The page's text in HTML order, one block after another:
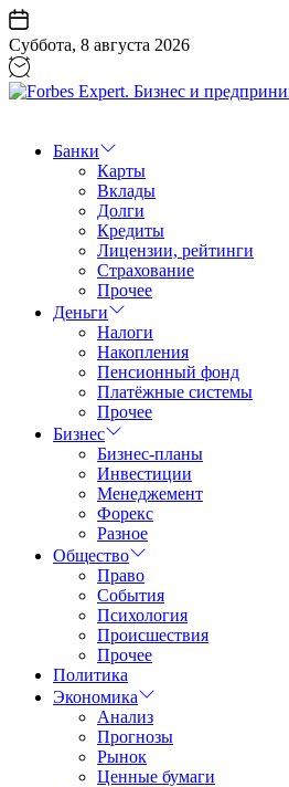
Перейти
к
содержанию
Суббота, 8 августа 2026
Бизнес
предпринимательство
Банки
Карты
Вклады
Долги
Кредиты
Лицензии, рейтинги
Страхование
Прочее
Деньги
Налоги
Накопления
Пенсионный фонд
Платёжные системы
Прочее
Бизнес
Бизнес-планы
Инвестиции
Менеджемент
Форекс
Разное
Общество
Право
События
Психология
Происшествия
Прочее
Политика
Экономика
Анализ
Прогнозы
Рынок
Ценные бумаги